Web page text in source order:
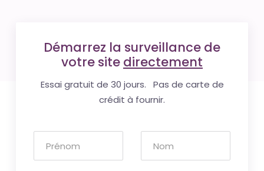
Démarrez la surveillance de
votre site directement
Essai gratuit de 30 jours. Pas de carte de
crédit à fournir.